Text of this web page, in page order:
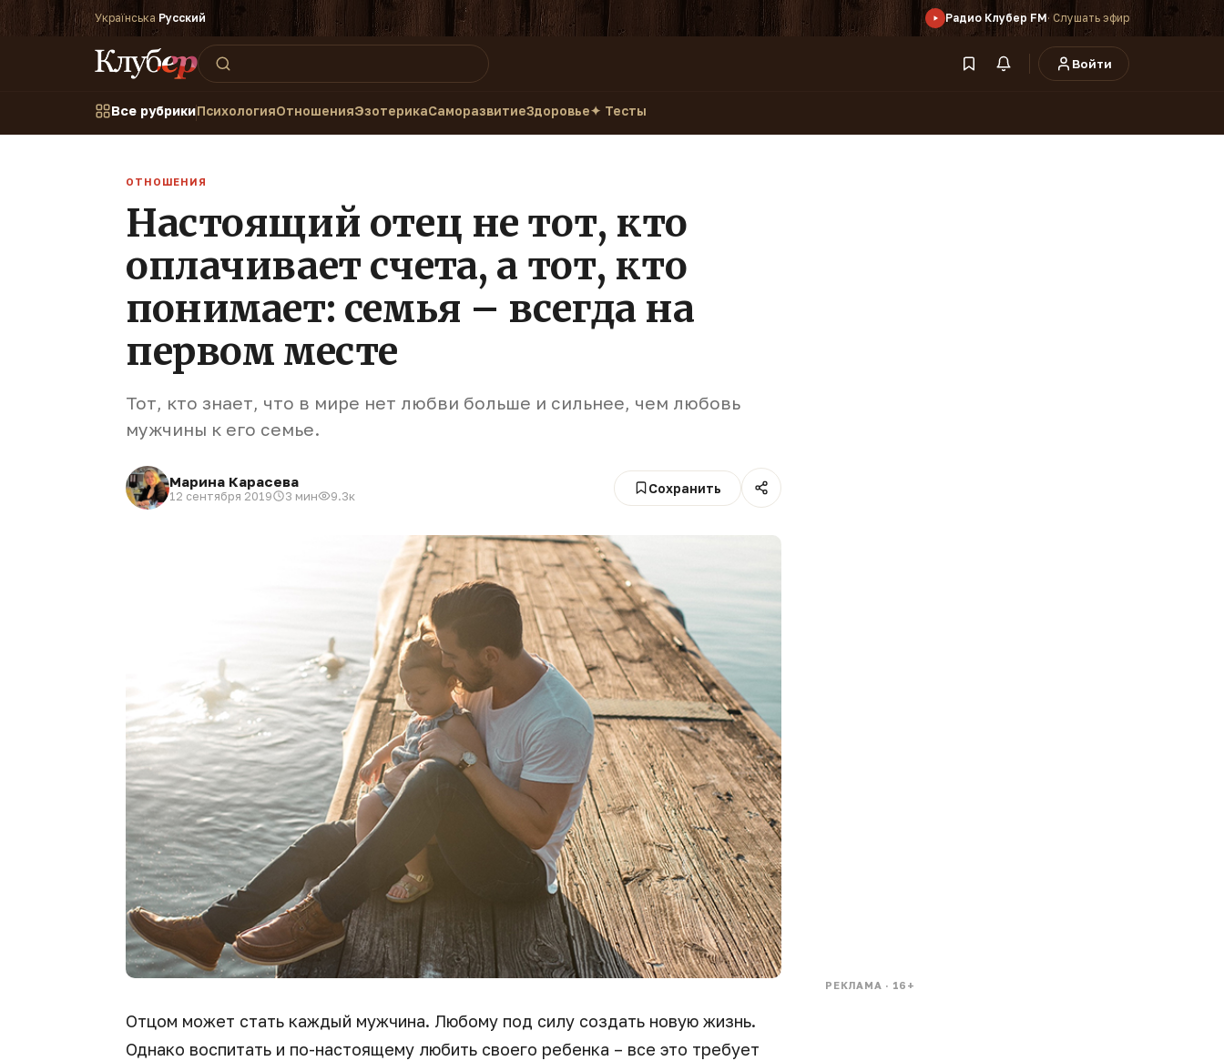
Українська·Русский Радио Клубер FM· Слушать эфир
Войти
Все рубрикиПсихологияОтношенияЭзотерикаСаморазвитиеЗдоровье✦ Тесты
ОТНОШЕНИЯ
Настоящий отец не тот, кто
оплачивает счета, а тот, кто
понимает: семья – всегда на
первом месте
Тот, кто знает, что в мире нет любви больше и сильнее, чем любовь
мужчины к его семье.
Марина Карасева
12 сентября 2019 3 мин 9.3к
Сохранить
Отцом может стать каждый мужчина. Любому под силу создать новую жизнь.
Однако воспитать и по-настоящему любить своего ребенка – все это требует
РЕКЛАМА · 16+